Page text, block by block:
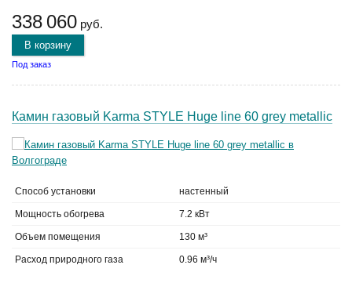
338 060 руб.
В корзину
Под заказ
Камин газовый Karma STYLE Huge line 60 grey metallic
Способ установки настенный
Мощность обогрева 7.2 кВт
Объем помещения 130 м³
Расход природного газа 0.96 м³/ч